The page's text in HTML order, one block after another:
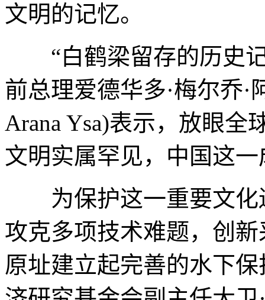
文明的记忆。
“白鹤梁留存的历史记
前总理爱德华多·梅尔乔·
Arana Ysa)表示，放眼全
文明实属罕见，中国这
为保护这一重要文化
攻克多项技术难题，创
原址建立起完善的水下保